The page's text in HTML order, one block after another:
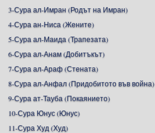
3-Сура ал-Имран (Родът на Имран)
4-Сура ан-Ниса (Жените)
5-Сура ал-Маида (Трапезата)
6-Сура ал-Анам (Добитъкът)
7-Сура ал-Араф (Стената)
8-Сура ал-Анфал (Придобитото във война)
9-Сура ат-Тауба (Покаянието)
10-Сура Юнус (Юнус)
11-Сура Худ (Худ)